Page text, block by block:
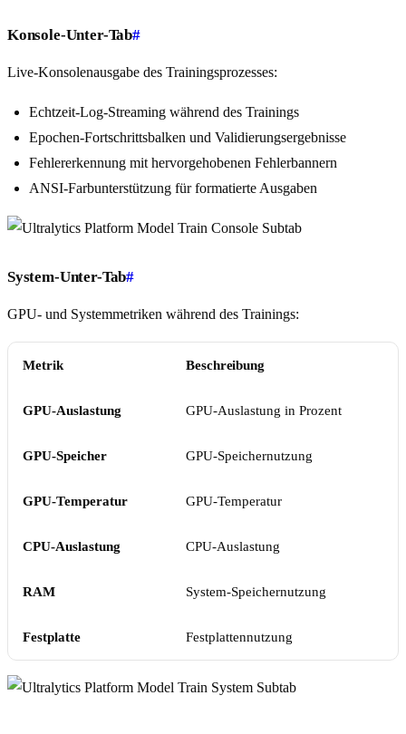
Konsole-Unter-Tab#
Live-Konsolenausgabe des Trainingsprozesses:
Echtzeit-Log-Streaming während des Trainings
Epochen-Fortschrittsbalken und Validierungsergebnisse
Fehlererkennung mit hervorgehobenen Fehlerbannern
ANSI-Farbunterstützung für formatierte Ausgaben
System-Unter-Tab#
GPU- und Systemmetriken während des Trainings:
Metrik Beschreibung
GPU-Auslastung GPU-Auslastung in Prozent
GPU-Speicher GPU-Speichernutzung
GPU-Temperatur GPU-Temperatur
CPU-Auslastung CPU-Auslastung
RAM System-Speichernutzung
Festplatte Festplattennutzung